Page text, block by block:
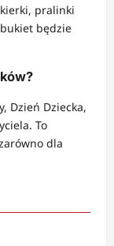
pralinki
będzie
Dzień Dziecka,
To
dla